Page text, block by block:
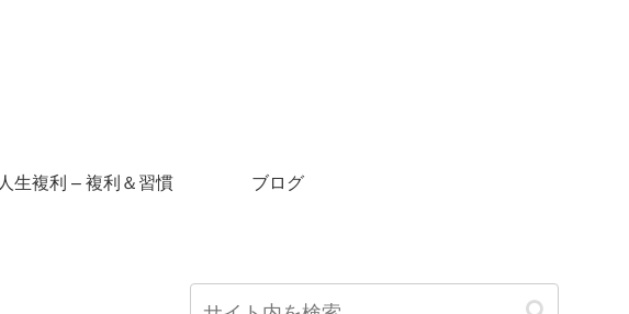
人生複利 – 複利＆習慣 ブログ